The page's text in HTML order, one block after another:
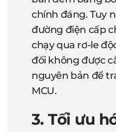
chính đáng. Tuy
đường điện cấp
chạy qua rơ-le
đối không được
nguyên bản để
MCU.
3. Tối ưu